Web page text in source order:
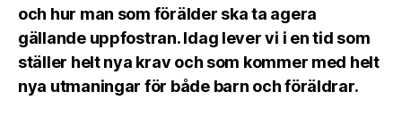
och hur man som förälder ska ta agera
gällande uppfostran. Idag lever vi i en tid som
ställer helt nya krav och som kommer med helt
nya utmaningar för både barn och föräldrar.